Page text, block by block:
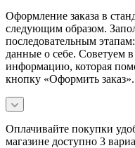
Оформление заказа в
следующим образом.
последовательным
данные о себе. Советуем
информацию, которая
кнопку «Оформить заказ».
Оплачивайте покупки
магазине доступно 3